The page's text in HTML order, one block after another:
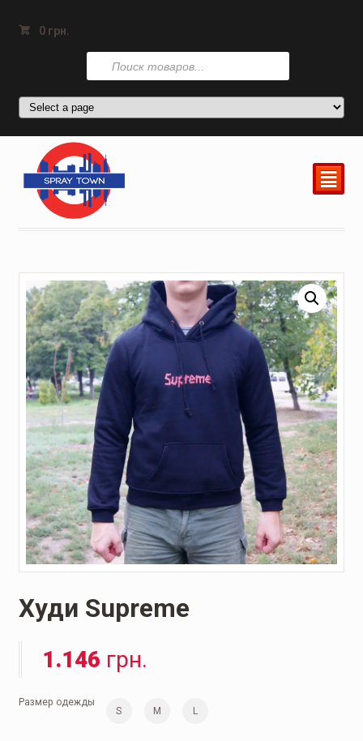
0 грн.
Поиск
товаров
²
Худи Supreme
1.146 грн.
Размер одежды
S M L